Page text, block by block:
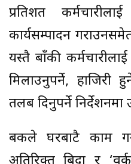
प्रतिशत
कार्यसम्पादन
यस्तै बाँकी
मिलाउनुपर्ने, हाजिरी
तलब दिनुपर्ने
बैंकले घरबाटै काम गर्ने